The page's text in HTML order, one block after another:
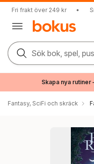
Fri frakt över 249 kr •
Sök bok, spel,
Skapa nya
Fantasy, SciFi och skräck